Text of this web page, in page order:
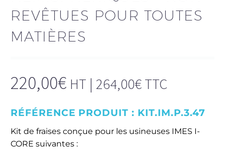
REVÊTUES POUR TOUTES
MATIÈRES
220,00€ HT | 264,00€TTC
RÉFÉRENCE PRODUIT : KIT.IM.P.3.47
Kit de fraises conçue pour les usineuses IMES I-
CORE suivantes :